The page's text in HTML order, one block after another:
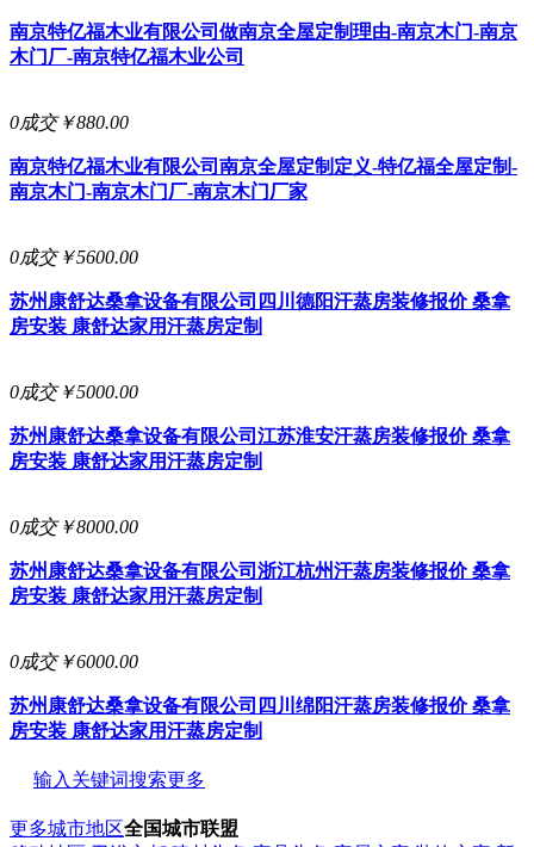
南京特亿福木业有限公司 做南京全屋定制理由-南京木门-南京
木门厂-南京特亿福木业公司
0成交￥880.00
南京特亿福木业有限公司 南京全屋定制定义-特亿福全屋定制-
南京木门-南京木门厂-南京木门厂家
0成交￥5600.00
苏州康舒达桑拿设备有限公司 四川德阳汗蒸房装修报价 桑拿
房安装 康舒达家用汗蒸房定制
0成交￥5000.00
苏州康舒达桑拿设备有限公司 江苏淮安汗蒸房装修报价 桑拿
房安装 康舒达家用汗蒸房定制
0成交￥8000.00
苏州康舒达桑拿设备有限公司 浙江杭州汗蒸房装修报价 桑拿
房安装 康舒达家用汗蒸房定制
0成交￥6000.00
苏州康舒达桑拿设备有限公司 四川绵阳汗蒸房装修报价 桑拿
房安装 康舒达家用汗蒸房定制
输入关键词搜索更多
更多城市地区全国城市联盟